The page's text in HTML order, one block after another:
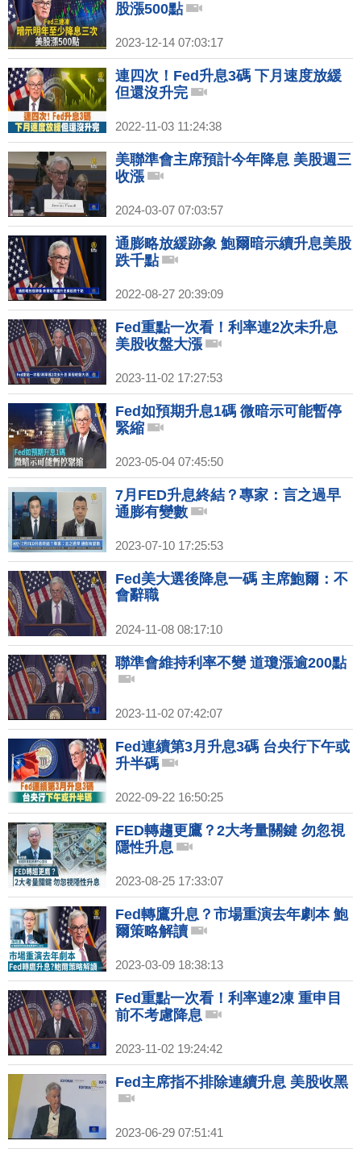
股漲500點
2023-12-14 07:03:17
連四次！Fed升息3碼 下月速度放緩
但還沒升完
2022-11-03 11:24:38
美聯準會主席預計今年降息 美股週三
收漲
2024-03-07 07:03:57
通膨略放緩跡象 鮑爾暗示續升息美股
跌千點
2022-08-27 20:39:09
Fed重點一次看！利率連2次未升息
美股收盤大漲
2023-11-02 17:27:53
Fed如預期升息1碼 微暗示可能暫停
緊縮
2023-05-04 07:45:50
7月FED升息終結？專家：言之過早
通膨有變數
2023-07-10 17:25:53
Fed美大選後降息一碼 主席鮑爾：不
會辭職
2024-11-08 08:17:10
聯準會維持利率不變 道瓊漲逾200點
2023-11-02 07:42:07
Fed連續第3月升息3碼 台央行下午或
升半碼
2022-09-22 16:50:25
FED轉趨更鷹？2大考量關鍵 勿忽視
隱性升息
2023-08-25 17:33:07
Fed轉鷹升息？市場重演去年劇本 鮑
爾策略解讀
2023-03-09 18:38:13
Fed重點一次看！利率連2凍 重申目
前不考慮降息
2023-11-02 19:24:42
Fed主席指不排除連續升息 美股收黑
2023-06-29 07:51:41